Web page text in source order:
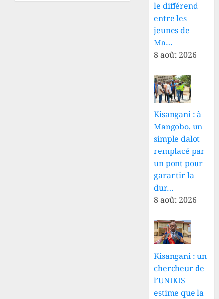
le différend
entre les
jeunes de
Ma…
8 août 2026
Kisangani : à
Mangobo, un
simple dalot
remplacé par
un pont pour
garantir la
dur…
8 août 2026
Kisangani : un
chercheur de
l’UNIKIS
estime que la